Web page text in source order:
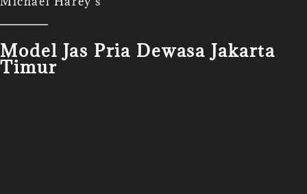
Model Jas Pria Dewasa Jakarta
Timur